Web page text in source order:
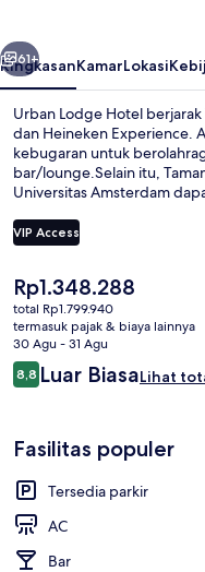
Berikutnya
61+
RingkasanKamarLokasi
Urban Lodge Hotel
dan Heineken Experience.
kebugaran untuk
bar/lounge.Selain itu,
Universitas Amsterdam
dengan transportasi umum:
dan Pemberhentian
VIP Access
Harga
saat
ini
Rp1.348.288
Rp1.348.288
total Rp1.799.940
termasuk pajak & biaya lainnya
30 Agu - 31 Agu
Ulasan
8,88,8 dari 10
Luar BiasaLihat
Fasilitas populer
Tersedia parkir
AC
Bar